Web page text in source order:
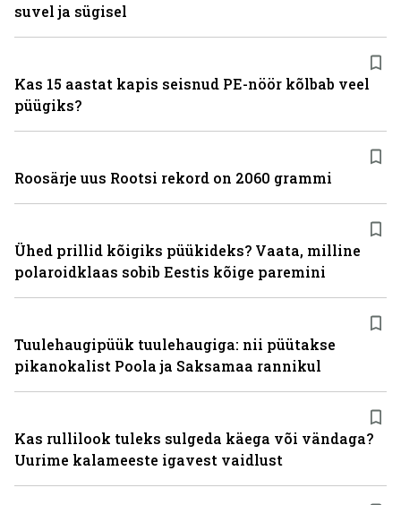
suvel ja sügisel
Kas 15 aastat kapis seisnud PE-nöör kõlbab veel
püügiks?
Roosärje uus Rootsi rekord on 2060 grammi
Ühed prillid kõigiks püükideks? Vaata, milline
polaroidklaas sobib Eestis kõige paremini
Tuulehaugipüük tuulehaugiga: nii püütakse
pikanokalist Poola ja Saksamaa rannikul
Kas rullilook tuleks sulgeda käega või vändaga?
Uurime kalameeste igavest vaidlust